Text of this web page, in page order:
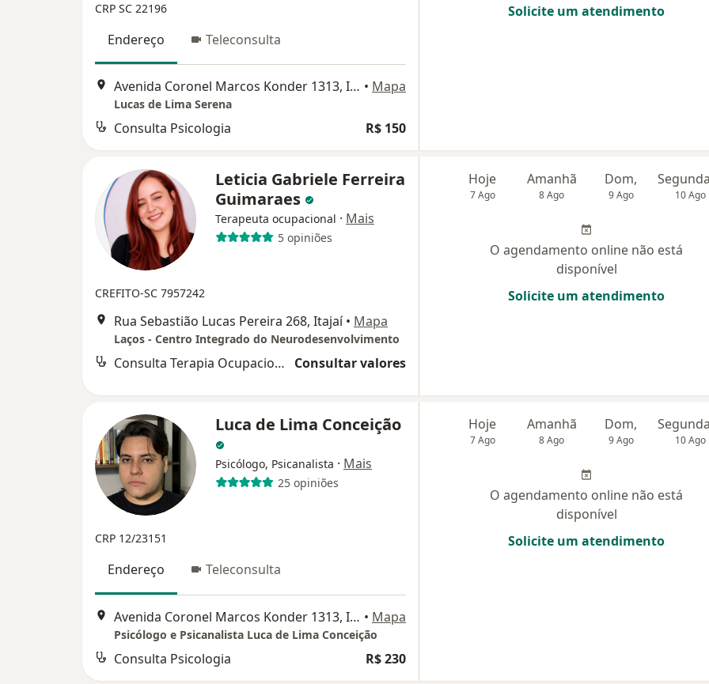
CRP SC 22196
Endereço Teleconsulta
Avenida Coronel Marcos Konder 1313, Itajaí • Mapa
Lucas de Lima Serena
Consulta Psicologia R$ 150
Solicite um atendimento
Leticia Gabriele Ferreira
Guimaraes
Terapeuta ocupacional · Mais
5 opiniões
CREFITO-SC 7957242
Rua Sebastião Lucas Pereira 268, Itajaí • Mapa
Laços - Centro Integrado do Neurodesenvolvimento
Consulta Terapia Ocupacional Consultar valores
Hoje
7 Ago
Amanhã
8 Ago
Dom,
9 Ago 10 Ago
O agendamento online não está
disponível
Solicite um atendimento
Luca de Lima Conceição
Psicólogo, Psicanalista · Mais
25 opiniões
CRP 12/23151
Endereço Teleconsulta
Avenida Coronel Marcos Konder 1313, Itajaí • Mapa
Psicólogo e Psicanalista Luca de Lima Conceição
Consulta Psicologia R$ 230
Hoje
7 Ago
Amanhã
8 Ago
Dom,
9 Ago 10 Ago
O agendamento online não está
disponível
Solicite um atendimento